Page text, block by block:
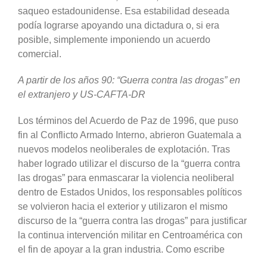
saqueo estadounidense. Esa estabilidad deseada
podía lograrse apoyando una dictadura o, si era
posible, simplemente imponiendo un acuerdo
comercial.
A partir de los años 90: “Guerra contra las drogas” en
el extranjero y US-CAFTA-DR
Los términos del Acuerdo de Paz de 1996, que puso
fin al Conflicto Armado Interno, abrieron Guatemala a
nuevos modelos neoliberales de explotación. Tras
haber logrado utilizar el discurso de la “guerra contra
las drogas” para enmascarar la violencia neoliberal
dentro de Estados Unidos, los responsables políticos
se volvieron hacia el exterior y utilizaron el mismo
discurso de la “guerra contra las drogas” para justificar
la continua intervención militar en Centroamérica con
el fin de apoyar a la gran industria. Como escribe